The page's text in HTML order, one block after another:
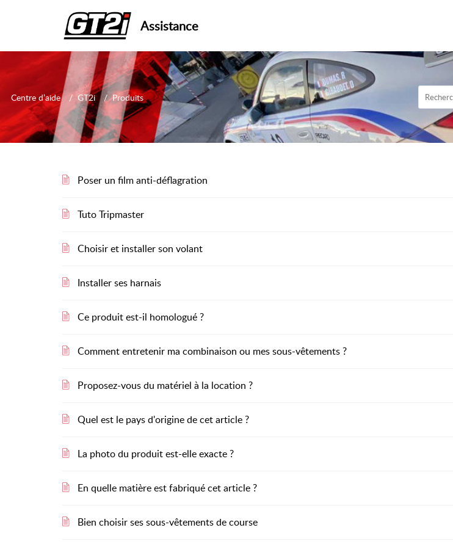
Assistance
Centre d’aide GT2i Produits
Poser un film anti-déflagration
Tuto Tripmaster
Choisir et installer son volant
Installer ses harnais
Ce produit est-il homologué ?
Comment entretenir ma combinaison ou mes sous-vêtements ?
Proposez-vous du matériel à la location ?
Quel est le pays d'origine de cet article ?
La photo du produit est-elle exacte ?
En quelle matière est fabriqué cet article ?
Bien choisir ses sous-vêtements de course